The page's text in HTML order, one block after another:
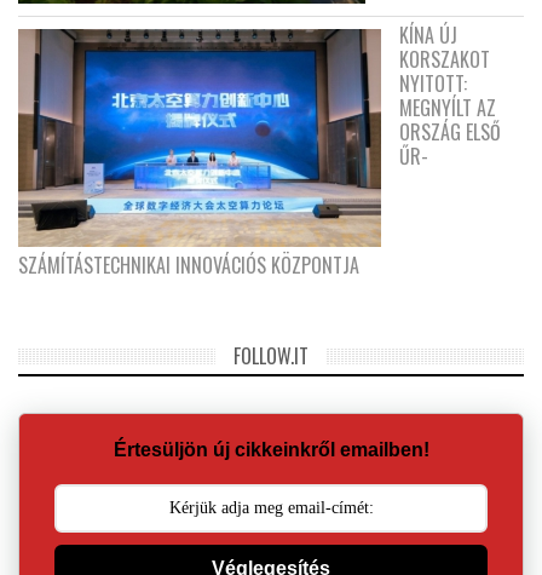
KÍNA ÚJ
KORSZAKOT
NYITOTT:
MEGNYÍLT AZ
ORSZÁG ELSŐ
ŰR-
SZÁMÍTÁSTECHNIKAI INNOVÁCIÓS KÖZPONTJA
FOLLOW.IT
Értesüljön új cikkeinkről emailben!
Véglegesítés